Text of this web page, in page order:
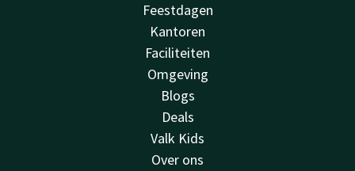
Feestdagen
Kantoren
Faciliteiten
Omgeving
Blogs
Deals
Valk Kids
Over ons